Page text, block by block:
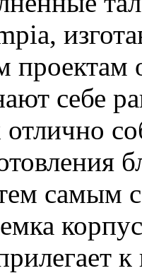
себе
самым